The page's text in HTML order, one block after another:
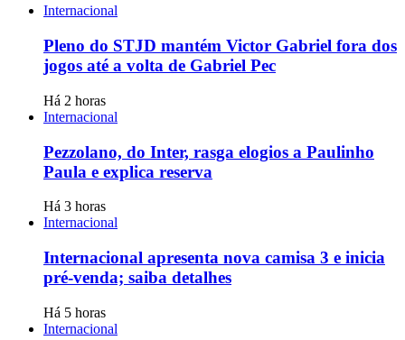
Internacional
Pleno do STJD mantém Victor Gabriel fora dos
jogos até a volta de Gabriel Pec
Há 2 horas
Internacional
Pezzolano, do Inter, rasga elogios a Paulinho
Paula e explica reserva
Há 3 horas
Internacional
Internacional apresenta nova camisa 3 e inicia
pré-venda; saiba detalhes
Há 5 horas
Internacional